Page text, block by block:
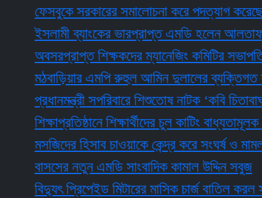
ফেসবুকে সরকারের সমালোচনা করে পদত্যাগ করেছেন
ইসলামী ব্যাংকের ভারপ্রাপ্ত এমডি হলেন আলতাফ
অবসরপ্রাপ্ত শিক্ষকদের ম্যানেজিং কমিটির সভাপতি
মঠবাড়িয়ার এমপি রুহুল আমিন দুলালের ব্যক্তিগত
প্রধানমন্ত্রী সপরিবারে শিশুতোষ নাটক ‘কবি চিতাবাঘ’
শিক্ষাপ্রতিষ্ঠানে শিক্ষার্থীদের চুল কাটিং বাধ্যতামূলক
মসজিদের হিসাব চাওয়াকে কেন্দ্র করে সংঘর্ষ ও মামলা
বাসসের নতুন এমডি সাংবাদিক কামাল উদ্দিন সবুজ
বিদ্যুৎ প্রিপেইড মিটারের মাসিক চার্জ বাতিল করল সরকার